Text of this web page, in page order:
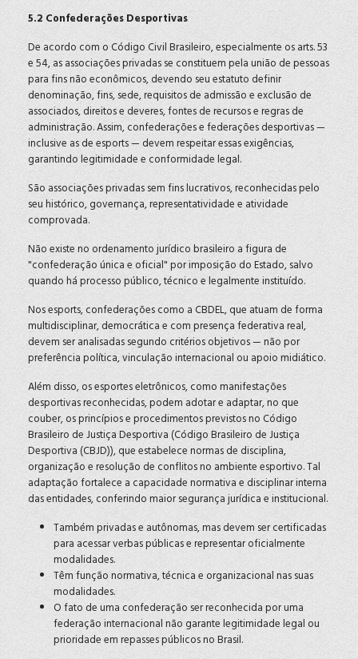
5.2 Confederações Desportivas
De acordo com o Código Civil Brasileiro, especialmente os arts. 53
e 54, as associações privadas se constituem pela união de pessoas
para fins não econômicos, devendo seu estatuto definir
denominação, fins, sede, requisitos de admissão e exclusão de
associados, direitos e deveres, fontes de recursos e regras de
administração. Assim, confederações e federações desportivas —
inclusive as de esports — devem respeitar essas exigências,
garantindo legitimidade e conformidade legal.
São associações privadas sem fins lucrativos, reconhecidas pelo
seu histórico,governança, representatividade e atividade
comprovada.
Não existe no ordenamento jurídico brasileiro a figura de
"confederação única e oficial" por imposição do Estado, salvo
quando há processo público, técnico e legalmente instituído.
Nos esports, confederações como a CBDEL, que atuam de forma
multidisciplinar, democrática e com presença federativa real,
devem ser analisadas segundo critérios objetivos — não por
preferência política, vinculação internacional ou apoio midiático.
Além disso, os esportes eletrônicos, como manifestações
desportivas reconhecidas, podem adotar e adaptar, no que
couber, os princípios e procedimentos previstos no Código
Brasileiro de Justiça Desportiva (Código Brasileiro de Justiça
Desportiva (CBJD)), que estabelece normas de disciplina,
organização e resolução de conflitos no ambiente esportivo. Tal
adaptação fortalece a capacidade normativa e disciplinar interna
das entidades, conferindo maior segurança jurídica e institucional.
Também privadas e autônomas, mas devem ser certificadas
para acessar verbas públicas e representar oficialmente
modalidades.
Têm função normativa, técnica e organizacional nas suas
modalidades.
O fato de uma confederação ser reconhecida por uma
federação internacional não garante legitimidade legal ou
prioridade em repasses públicos no Brasil.